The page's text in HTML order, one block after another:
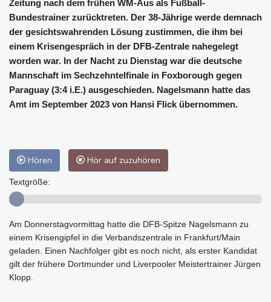
Zeitung nach dem frühen WM-Aus als Fußball-
Bundestrainer zurücktreten. Der 38-Jährige werde demnach
der gesichtswahrenden Lösung zustimmen, die ihm bei
einem Krisengespräch in der DFB-Zentrale nahegelegt
worden war. In der Nacht zu Dienstag war die deutsche
Mannschaft im Sechzehntelfinale in Foxborough gegen
Paraguay (3:4 i.E.) ausgeschieden. Nagelsmann hatte das
Amt im September 2023 von Hansi Flick übernommen.
Hören Hör auf zuzuhören
Textgröße:
Am Donnerstagvormittag hatte die DFB-Spitze Nagelsmann zu
einem Krisengipfel in die Verbandszentrale in Frankfurt/Main
geladen. Einen Nachfolger gibt es noch nicht, als erster Kandidat
gilt der frühere Dortmunder und Liverpooler Meistertrainer Jürgen
Klopp.